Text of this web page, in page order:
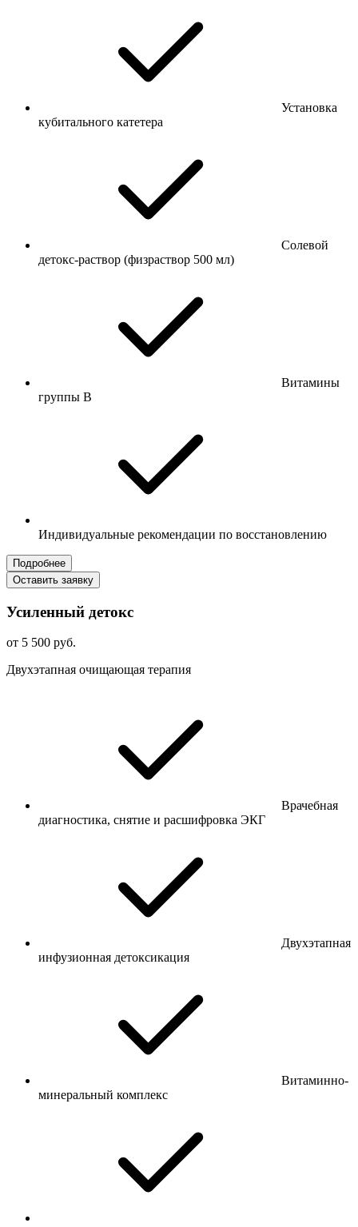
Установка
кубитального катетера
Солевой
детокс-раствор (физраствор 500 мл)
Витамины
группы B
Индивидуальные рекомендации по восстановлению
Подробнее
Оставить заявку
Усиленный детокс
от 5 500 руб.
Двухэтапная очищающая терапия
Врачебная
диагностика, снятие и расшифровка ЭКГ
Двухэтапная
инфузионная детоксикация
Витаминно-
минеральный комплекс